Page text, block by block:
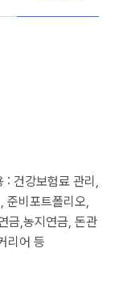
: 건강보험료 관리,
준비포트폴리오,
금,농지연금, 돈관
리어 등